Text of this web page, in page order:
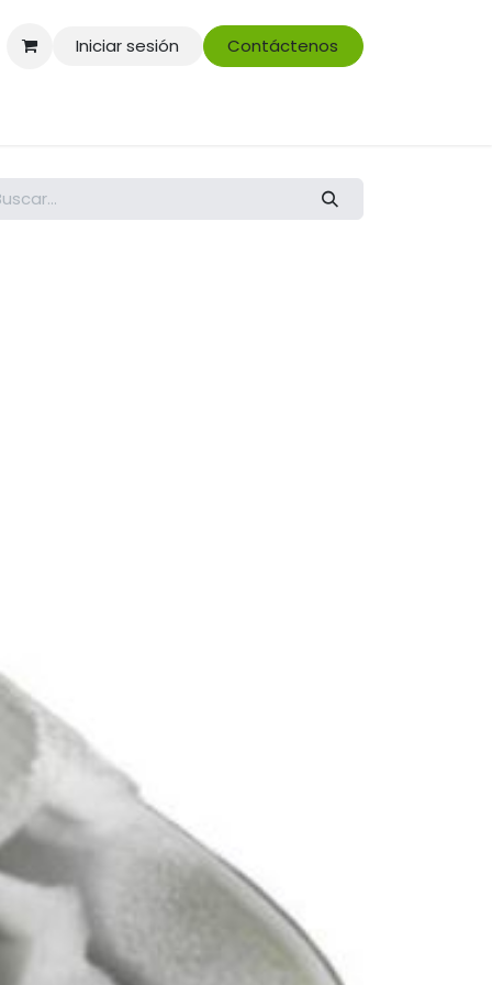
Iniciar sesión Contáctenos